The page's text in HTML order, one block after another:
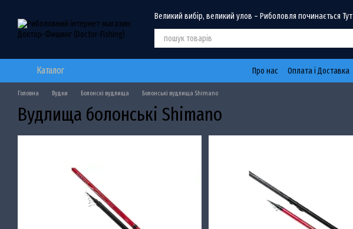
Великий вибір, великий улов – Риболовля починається Тут
Каталог Про нас Оплата і Доставка
Головна Вудки Болонскі вудлища Болонські вудлища Shimano
Вудлища болонські Shimano